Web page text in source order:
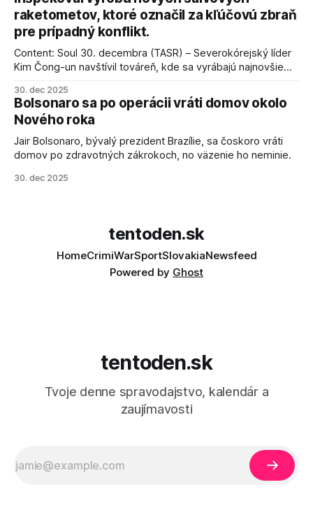
raketometov, ktoré označil za kľúčovú zbraň
pre prípadný konflikt.
Content: Soul 30. decembra (TASR) – Severokórejský líder
Kim Čong-un navštívil továreň, kde sa vyrábajú najnovšie
schopnosti. Informovali o tom štátne médiá KĽDR, na ktoré
sa odvoláva agentúra AFP.
30. dec 2025
Bolsonaro sa po operácii vráti domov okolo
Nového roka
Jair Bolsonaro, bývalý prezident Brazílie, sa čoskoro vráti
domov po zdravotných zákrokoch, no väzenie ho neminie.
30. dec 2025
tentoden.sk
HomeCrimiWarSportSlovakiaNewsfeed
Powered by Ghost
tentoden.sk
Tvoje denne spravodajstvo, kalendár a
zaujímavosti